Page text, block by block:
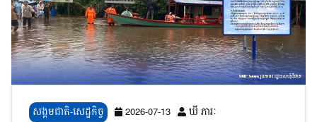
សង្គមជាតិ-សេដ្ឋកិច្ច 2026-07-13 ឃី ភារៈ